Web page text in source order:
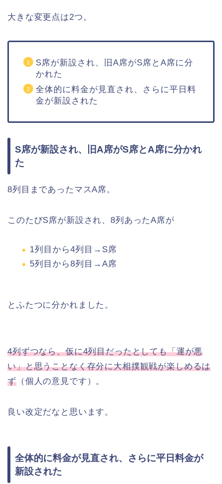
大きな変更点は2つ。
S席が新設され、旧A席がS席とA席に分
かれた
全体的に料金が見直され、さらに平日料
金が新設された
S席が新設され、旧A席がS席とA席に分かれ
た
8列目まであったマスA席。
このたびS席が新設され、8列あったA席が
1列目から4列目→S席
5列目から8列目→A席
とふたつに分かれました。
4列ずつなら、仮に4列目だったとしても「運が悪
い」と思うことなく存分に大相撲観戦が楽しめるは
ず（個人の意見です）。
良い改定だなと思います。
全体的に料金が見直され、さらに平日料金が
新設された